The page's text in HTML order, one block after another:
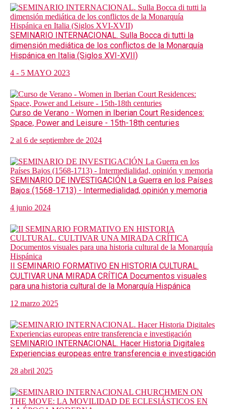
SEMINARIO INTERNACIONAL. Sulla Bocca di tutti la
dimensión mediática de los conflictos de la Monarquía
Hispánica en Italia (Siglos XVI-XVII)
4 - 5 MAYO 2023
Curso de Verano - Women in Iberian Court Residences:
Space, Power and Leisure - 15th-18th centuries
2 al 6 de septiembre de 2024
SEMINARIO DE INVESTIGACIÓN La Guerra en los Países
Bajos (1568-1713) - Intermedialidad, opinión y memoria
4 junio 2024
II SEMINARIO FORMATIVO EN HISTORIA CULTURAL.
CULTIVAR UNA MIRADA CRÍTICA Documentos visuales
para una historia cultural de la Monarquía Hispánica
12 marzo 2025
SEMINARIO INTERNACIONAL. Hacer Historia Digitales
Experiencias europeas entre transferencia e investigación
28 abril 2025